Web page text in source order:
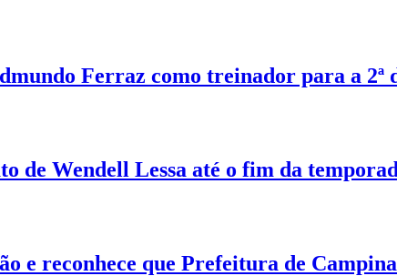
Ferraz como treinador para a 2ª
de Wendell Lessa até o fim da
e reconhece que Prefeitura de